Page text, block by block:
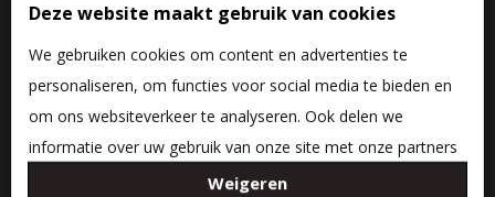
0 product(en) - €0,00
Deze website maakt gebruik van cookies
We gebruiken cookies om content en advertenties te
personaliseren, om functies voor social media te bieden en
om ons websiteverkeer te analyseren. Ook delen we
informatie over uw gebruik van onze site met onze partners
voor social media, adverteren en analyse. Deze partners
Weigeren